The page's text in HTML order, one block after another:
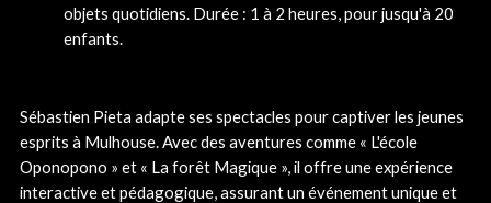
objets quotidiens. Durée : 1 à 2 heures, pour jusqu'à 20
enfants.
Sébastien Pieta adapte ses spectacles pour captiver les jeunes
esprits à Mulhouse. Avec des aventures comme « L'école
Oponopono » et « La forêt Magique », il offre une expérience
interactive et pédagogique, assurant un événement unique et